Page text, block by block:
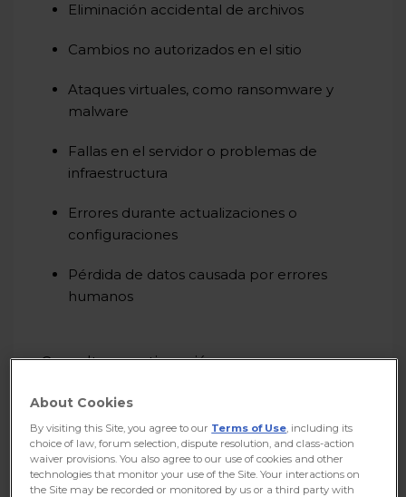
Eliminación accidental de archivos
Cambios no autorizados en el sitio
Ataques virtuales, como ransomware y
malware
Fallas en el servidor o problemas de
infraestructura
Errores durante actualizaciones o
configuraciones
Pérdida de datos causada por errores
humanos
Consulta a continuación:
Ventajas
Cómo funciona
Características de los planes
About Cookies
By visiting this Site, you agree to our Terms of Use , including its
choice of law, forum selection, dispute resolution, and class-action
waiver provisions. You also agree to our use of cookies and other
technologies that monitor your use of the Site. Your interactions on
the Site may be recorded or monitored by us or a third party with